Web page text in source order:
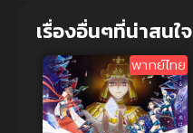
เรื่องอื่นๆที่น่าสนใจ
พากย์ไทย